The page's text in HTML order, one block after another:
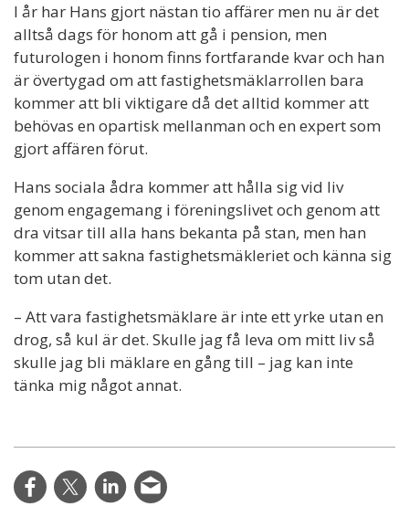
I år har Hans gjort nästan tio affärer men nu är det
alltså dags för honom att gå i pension, men
futurologen i honom finns fortfarande kvar och han
är övertygad om att fastighetsmäklarrollen bara
kommer att bli viktigare då det alltid kommer att
behövas en opartisk mellanman och en expert som
gjort affären förut.
Hans sociala ådra kommer att hålla sig vid liv
genom engagemang i föreningslivet och genom att
dra vitsar till alla hans bekanta på stan, men han
kommer att sakna fastighetsmäkleriet och känna sig
tom utan det.
– Att vara fastighetsmäklare är inte ett yrke utan en
drog, så kul är det. Skulle jag få leva om mitt liv så
skulle jag bli mäklare en gång till – jag kan inte
tänka mig något annat.